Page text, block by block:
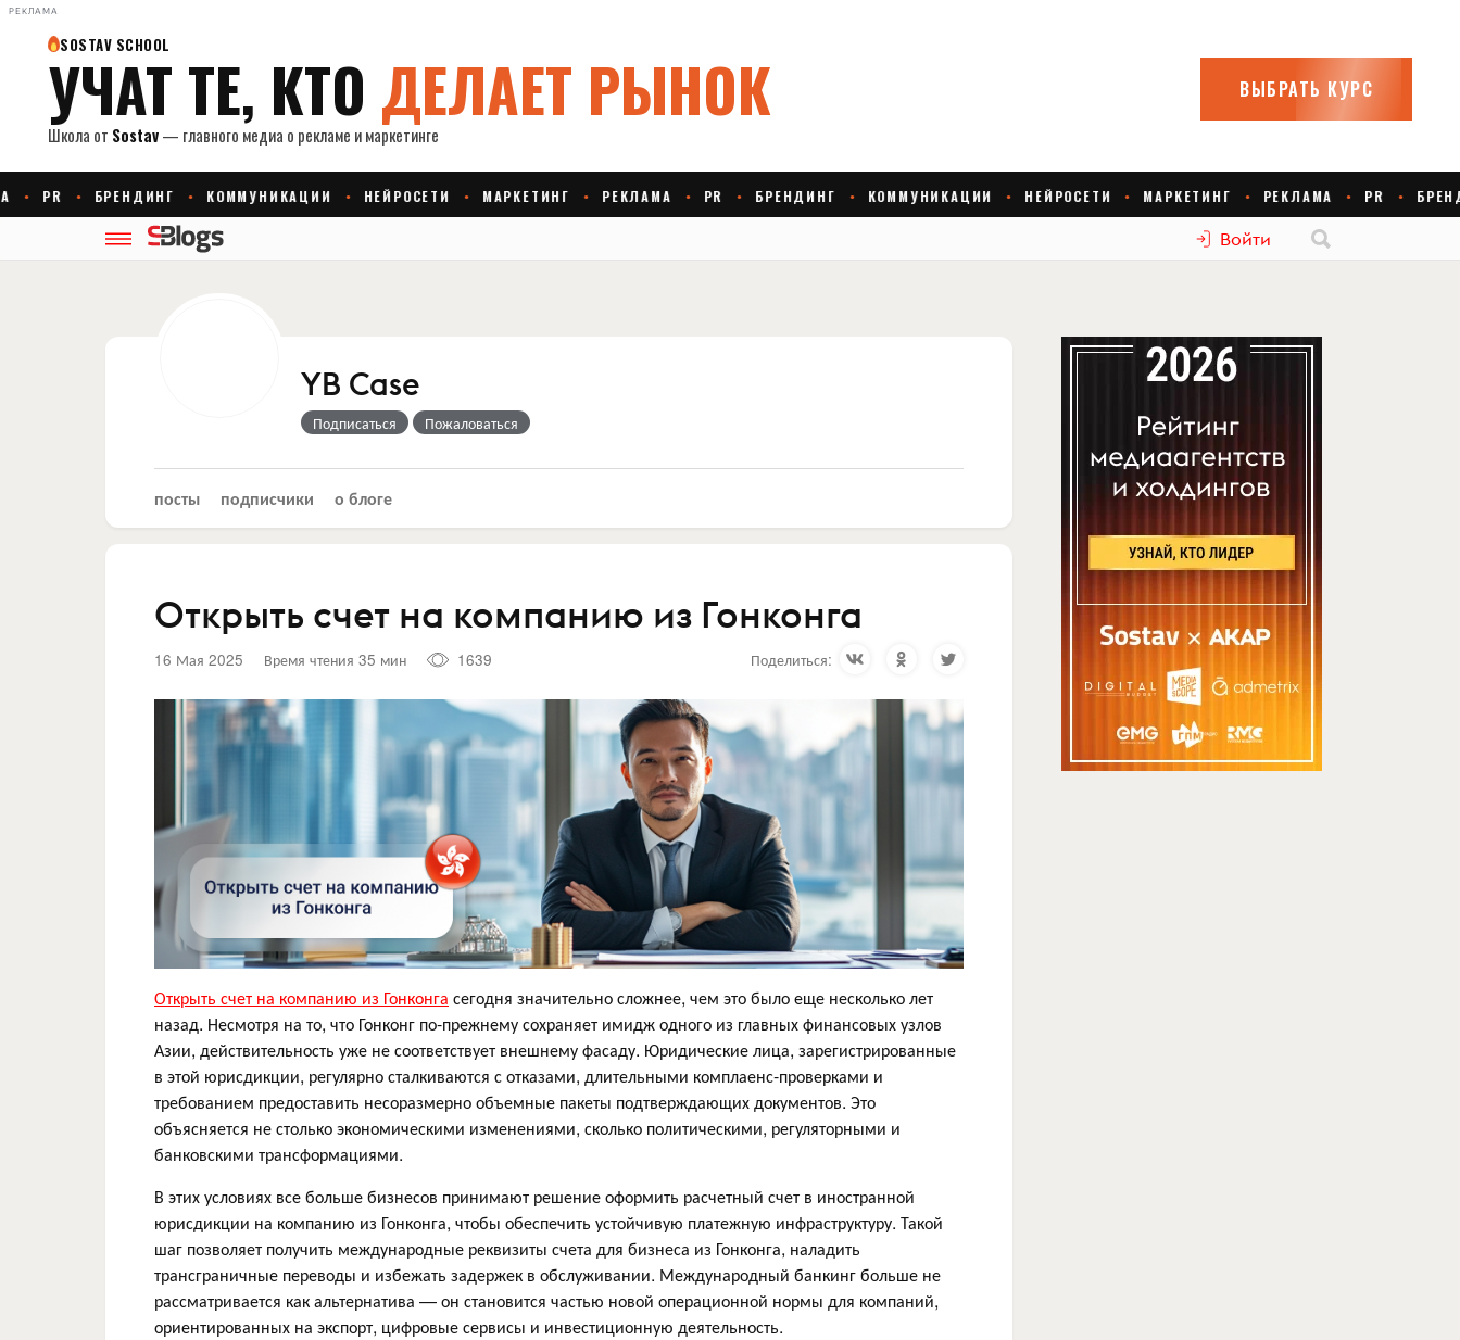
РЕКЛАМА
Войти
YB Case
Подписаться Пожаловаться
посты подписчики о блоге
Открыть счет на компанию из Гонконга
16 Мая 2025 Время чтения 35 мин 1639 Поделиться:
Открыть счет на компанию из Гонконга сегодня значительно сложнее, чем это было еще несколько лет
назад. Несмотря на то, что Гонконг по-прежнему сохраняет имидж одного из главных финансовых узлов
Азии, действительность уже не соответствует внешнему фасаду. Юридические лица, зарегистрированные
в этой юрисдикции, регулярно сталкиваются с отказами, длительными комплаенс-проверками и
требованием предоставить несоразмерно объемные пакеты подтверждающих документов. Это
объясняется не столько экономическими изменениями, сколько политическими, регуляторными и
банковскими трансформациями.
В этих условиях все больше бизнесов принимают решение оформить расчетный счет в иностранной
юрисдикции на компанию из Гонконга, чтобы обеспечить устойчивую платежную инфраструктуру. Такой
шаг позволяет получить международные реквизиты счета для бизнеса из Гонконга, наладить
трансграничные переводы и избежать задержек в обслуживании. Международный банкинг больше не
рассматривается как альтернатива — он становится частью новой операционной нормы для компаний,
ориентированных на экспорт, цифровые сервисы и инвестиционную деятельность.